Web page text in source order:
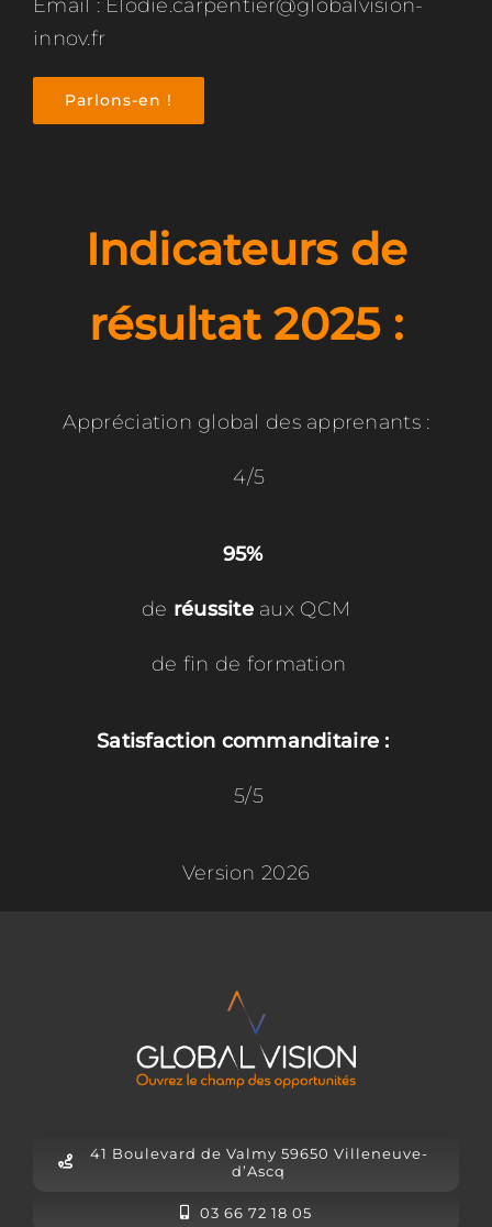
Email : Elodie.carpentier@globalvision-
innov.fr
Parlons-en !
Indicateurs de
résultat 2025 :
Appréciation global des apprenants :
4/5
95%
de réussiteaux QCM
de fin de formation
Satisfaction commanditaire :
5/5
Version 2026
41 Boulevard de Valmy 59650 Villeneuve-
d’Ascq
03 66 72 18 05